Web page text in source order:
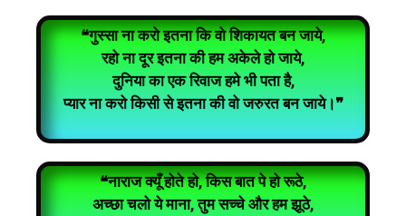
❝गुस्सा ना करो इतना कि वो शिकायत बन जाये,
रहो ना दूर इतना की हम अकेले हो जाये,
दुनिया का एक रिवाज हमे भी पता है,
प्यार ना करो किसी से इतना की वो जरुरत बन जाये।❞
❝नाराज क्यूँ होते हो, किस बात पे हो रूठे,
अच्छा चलो ये माना, तुम सच्चे और हम झूठे,